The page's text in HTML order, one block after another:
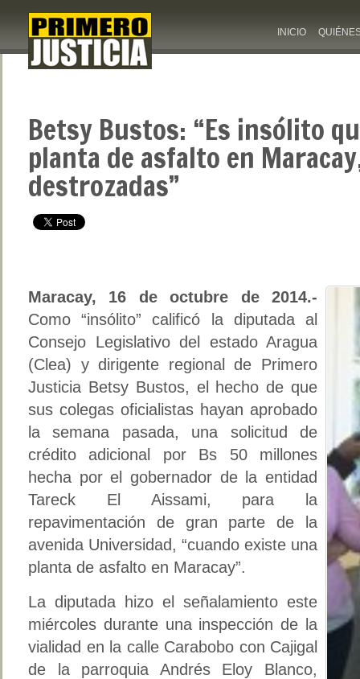
INICIO
Betsy Bustos: “Es insólito
planta de asfalto en
destrozadas”
Maracay, 16 de octubre de 2014.-
Como “insólito” calificó la diputada al
Consejo Legislativo del estado Aragua
(Clea) y dirigente regional de Primero
Justicia Betsy Bustos, el hecho de que
sus colegas oficialistas hayan aprobado
la semana pasada, una solicitud de
crédito adicional por Bs 50 millones
hecha por el gobernador de la entidad
Tareck El Aissami, para la
repavimentación de gran parte de la
avenida Universidad, “cuando existe una
planta de asfalto en Maracay”.
La diputada hizo el señalamiento este
miércoles durante una inspección de la
vialidad en la calle Carabobo con Cajigal
de la parroquia Andrés Eloy Blanco,